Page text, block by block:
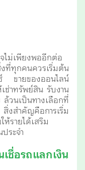
จไม่เพียงพออีกต่อ
ที่ทุกคนควรเริ่มต้น
ขายของออนไลน์
ช่าทรัพย์สิน รับงาน
วนเป็นทางเลือกที่
งสำคัญคือการเริ่ม
รายได้เสริม
ระจำ
ชื่อรถแลกเงิน